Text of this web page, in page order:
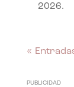
2026.
«
PUBLICIDAD